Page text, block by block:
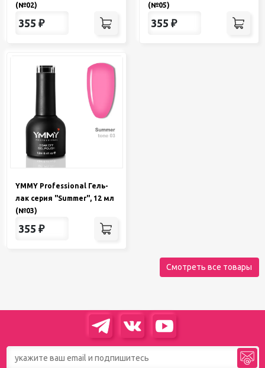
(№02)
355 ₽
(№05)
355 ₽
YMMY Professional Гель-
лак серия "Summer", 12 мл
(№03)
355 ₽
Смотреть все товары